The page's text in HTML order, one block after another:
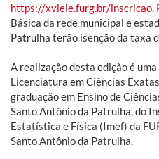
https://xvieie.furg.br/inscricao.
Básica da rede municipal e
Patrulha terão isenção da taxa
A realização desta edição é
Licenciatura em Ciências
graduação em Ensino de
Santo Antônio da Patrulha, do
Estatística e Física (Imef) da
Santo Antônio da Patrulha.